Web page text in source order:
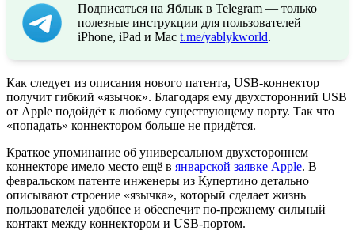
Подписаться на Яблык в Telegram — только
полезные инструкции для пользователей
iPhone, iPad и Mac t.me/yablykworld.
Как следует из описания нового патента, USB-коннектор
получит гибкий «язычок». Благодаря ему двухсторонний USB
от Apple подойдёт к любому существующему порту. Так что
«попадать» коннектором больше не придётся.
Краткое упоминание об универсальном двухстороннем
коннекторе имело место ещё в январской заявке Apple. В
февральском патенте инженеры из Купертино детально
описывают строение «язычка», который сделает жизнь
пользователей удобнее и обеспечит по-прежнему сильный
контакт между коннектором и USB-портом.